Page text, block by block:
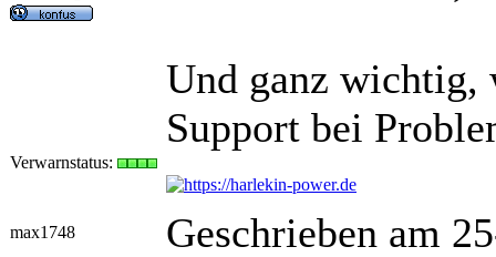
Und ganz wichtig,
Support bei
Verwarnstatus:
max1748 Geschrieben am